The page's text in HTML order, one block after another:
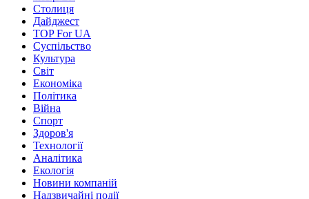
Столиця
Дайджест
TOP For UA
Суспiльство
Культура
Світ
Економіка
Політика
Війна
Спорт
Здоров'я
Технології
Аналітика
Екологія
Новини компаній
Надзвичайні події